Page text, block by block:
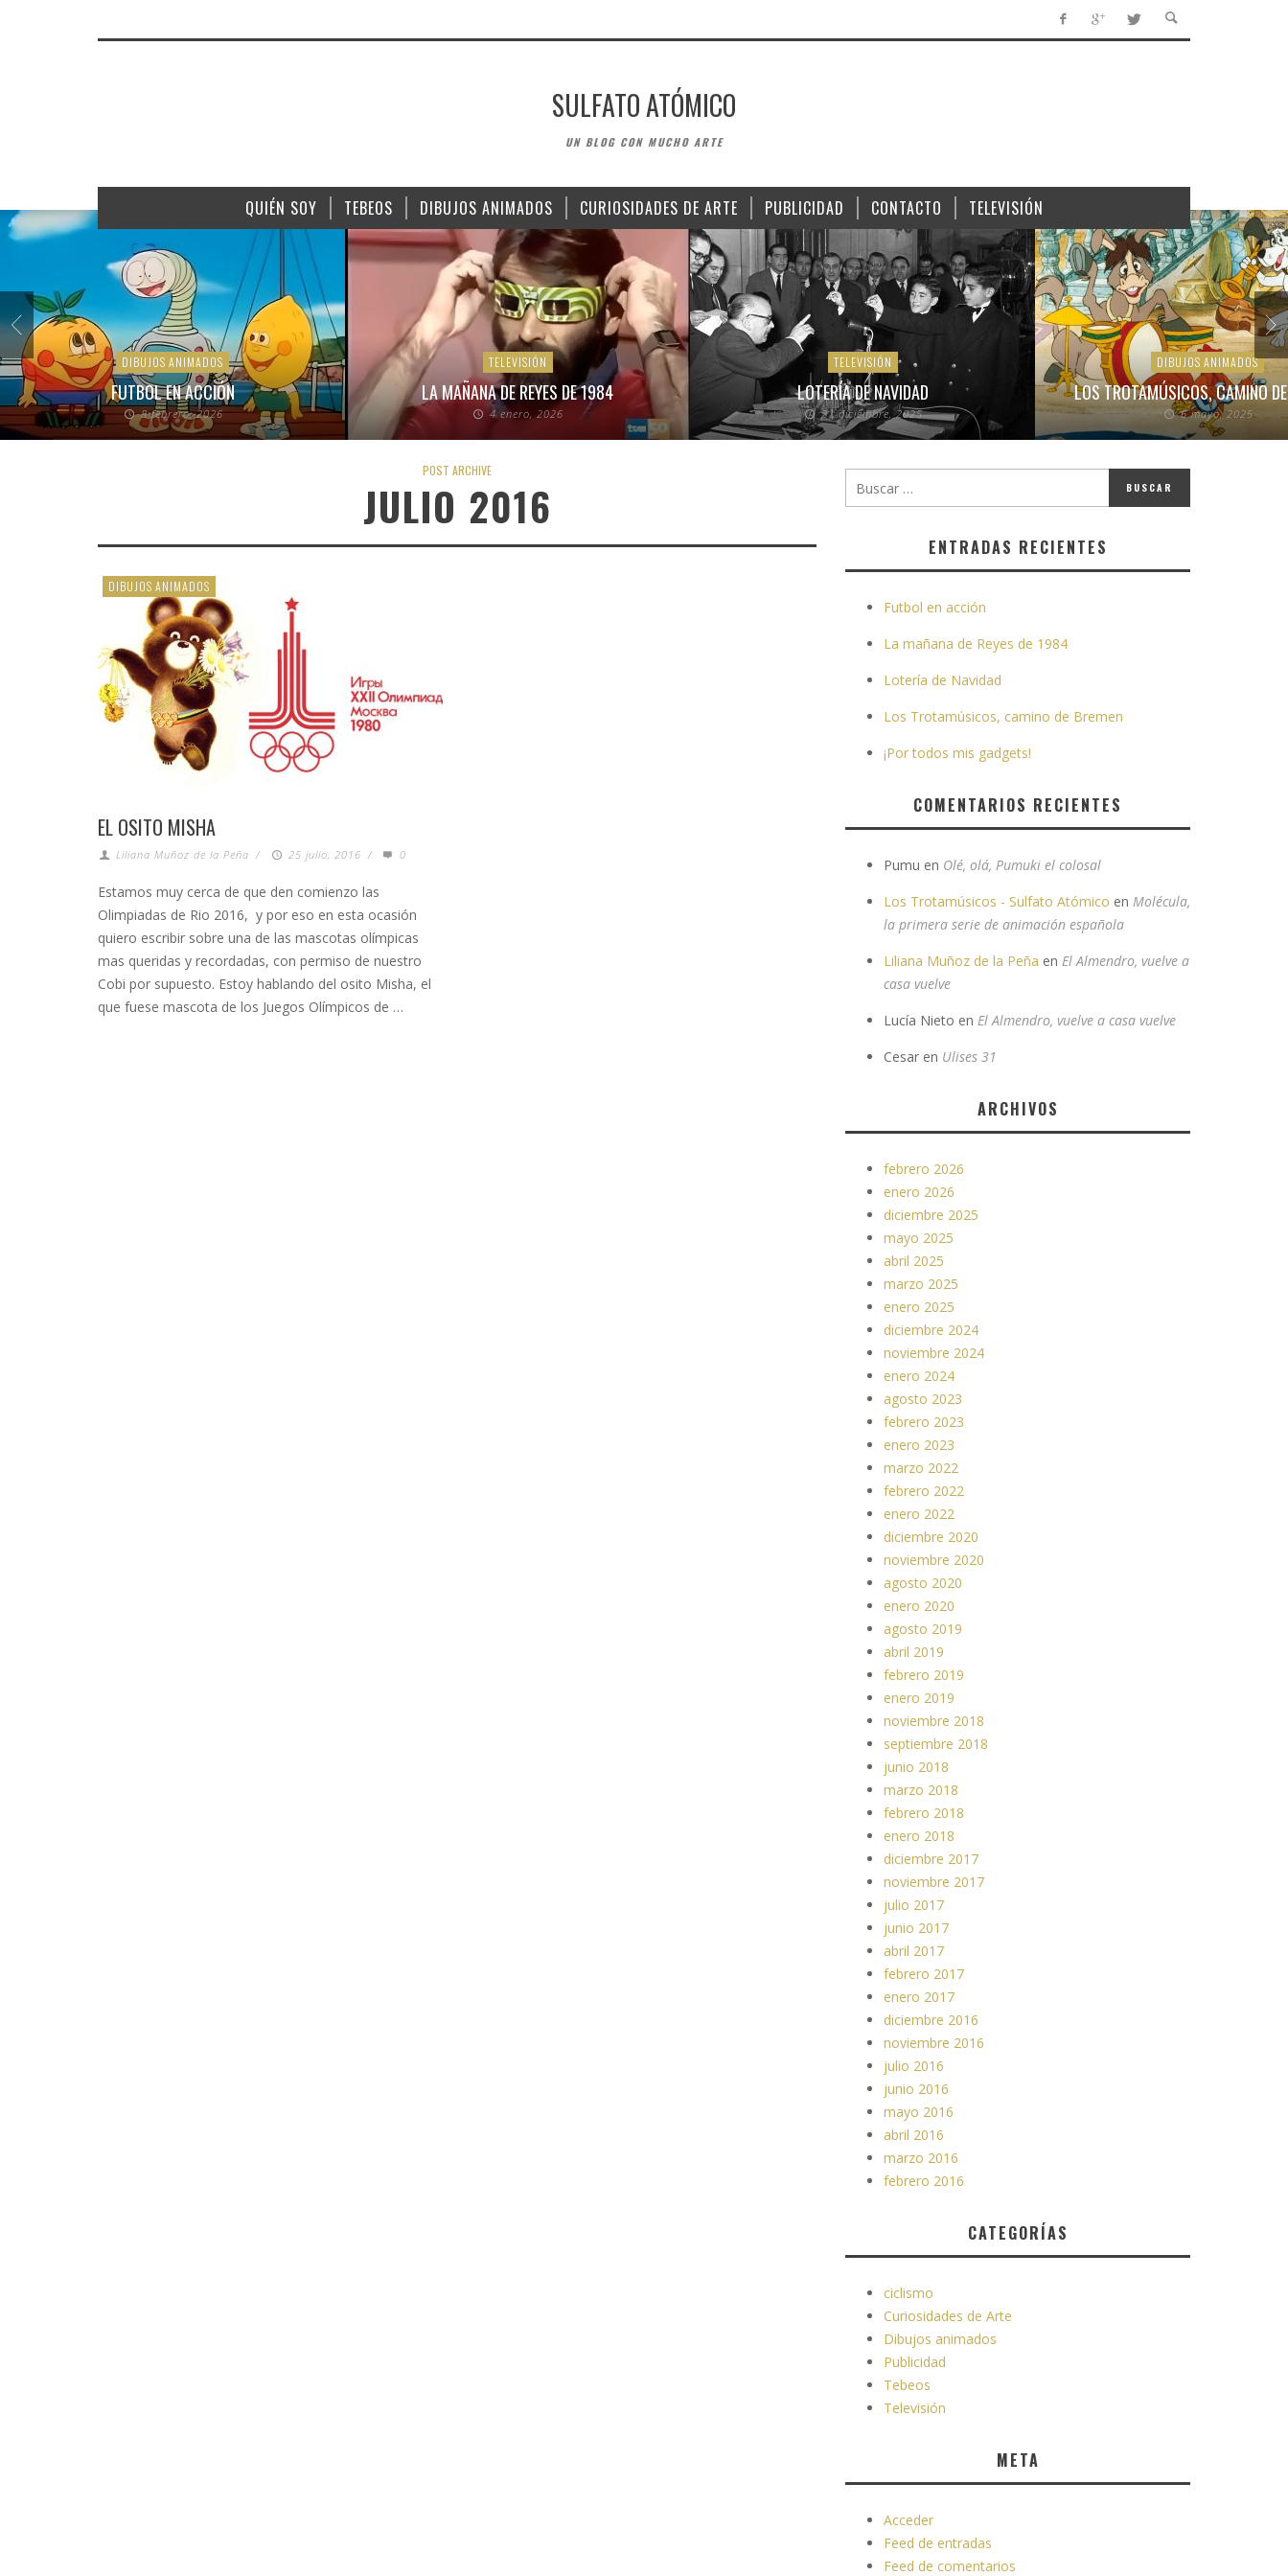
SULFATO ATÓMICO
UN BLOG CON MUCHO ARTE
QUIÉN SOY TEBEOS DIBUJOS ANIMADOS CURIOSIDADES DE ARTE PUBLICIDAD CONTACTO TELEVISIÓN
DIBUJOS ANIMADOS
FUTBOL EN ACCIÓN
8 febrero, 2026
TELEVISIÓN
LA MAÑANA DE REYES DE 1984
4 enero, 2026
TELEVISIÓN
LOTERÍA DE NAVIDAD
21 diciembre, 2025
DIBUJOS ANIMADOS
LOS TROTAMÚSICOS, CAMINO
6 mayo, 2025
POST ARCHIVE
JULIO 2016
DIBUJOS ANIMADOS
EL OSITO MISHA
Liliana Muñoz de la Peña / 25 julio, 2016 / 0
Estamos muy cerca de que den comienzo las
Olimpiadas de Rio 2016, y por eso en esta ocasión
quiero escribir sobre una de las mascotas olímpicas
mas queridas y recordadas, con permiso de nuestro
Cobi por supuesto. Estoy hablando del osito Misha, el
que fuese mascota de los Juegos Olímpicos de …
ENTRADAS RECIENTES
Futbol en acción
La mañana de Reyes de 1984
Lotería de Navidad
Los Trotamúsicos, camino de Bremen
¡Por todos mis gadgets!
COMENTARIOS RECIENTES
Pumu en Olé, olá, Pumuki el colosal
Los Trotamúsicos - Sulfato Atómico en Molécula,
la primera serie de animación española
Liliana Muñoz de la Peña en El Almendro, vuelve a
casa vuelve
Lucía Nieto en El Almendro, vuelve a casa vuelve
Cesar en Ulises 31
ARCHIVOS
febrero 2026
enero 2026
diciembre 2025
mayo 2025
abril 2025
marzo 2025
enero 2025
diciembre 2024
noviembre 2024
enero 2024
agosto 2023
febrero 2023
enero 2023
marzo 2022
febrero 2022
enero 2022
diciembre 2020
noviembre 2020
agosto 2020
enero 2020
agosto 2019
abril 2019
febrero 2019
enero 2019
noviembre 2018
septiembre 2018
junio 2018
marzo 2018
febrero 2018
enero 2018
diciembre 2017
noviembre 2017
julio 2017
junio 2017
abril 2017
febrero 2017
enero 2017
diciembre 2016
noviembre 2016
julio 2016
junio 2016
mayo 2016
abril 2016
marzo 2016
febrero 2016
CATEGORÍAS
ciclismo
Curiosidades de Arte
Dibujos animados
Publicidad
Tebeos
Televisión
META
Acceder
Feed de entradas
Feed de comentarios